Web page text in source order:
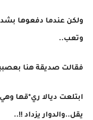
ولكن عندما دفعوها
وتعب..
فقالت صديقة هنا
ابتلعت ديالا ري*قها
يقل..والدوار يزداد !!..